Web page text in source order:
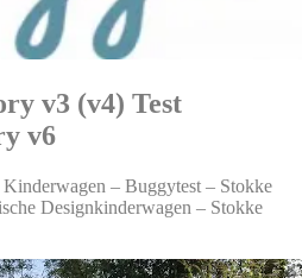
v3 (v4) Test
v6
– Buggytest – Stokke
Designkinderwagen – Stokke